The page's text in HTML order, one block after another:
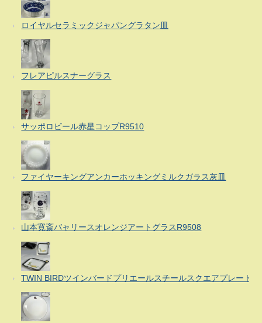
ロイヤルセラミックジャパングラタン皿
フレアピルスナーグラス
サッポロビール赤星コップR9510
ファイヤーキングアンカーホッキングミルクガラス灰皿
山本寛斎バャリースオレンジアートグラスR9508
TWIN BIRDツインバードプリエールスチールスクエアプレート